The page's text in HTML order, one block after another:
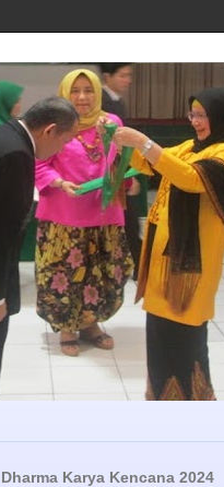
Dharma Karya Kencana 2024